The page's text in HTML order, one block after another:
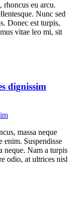
rhoncus eu arcu.
Nunc sed
Donec est turpis,
vitae leo mi, sit
dignissim
massa neque
enim. Suspendisse
neque. Nam a turpis
odio, at ultrices nisl